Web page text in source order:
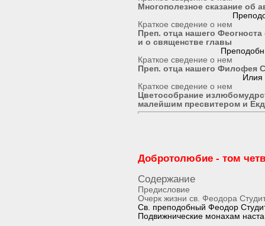
Многополезное сказание об
Краткое сведение о нем
Преп. отца нашего
и о священстве главы
Краткое сведение о нем
Преп. отца нашего Филофея
Илия
Краткое сведение о нем
Цветособрание
малейшим пресвитером и
Добротолюбие - том
Содержание
Предисловие
Очерк жизни св. Феодора
Св. преподобный Феодор
Подвижнические монахам